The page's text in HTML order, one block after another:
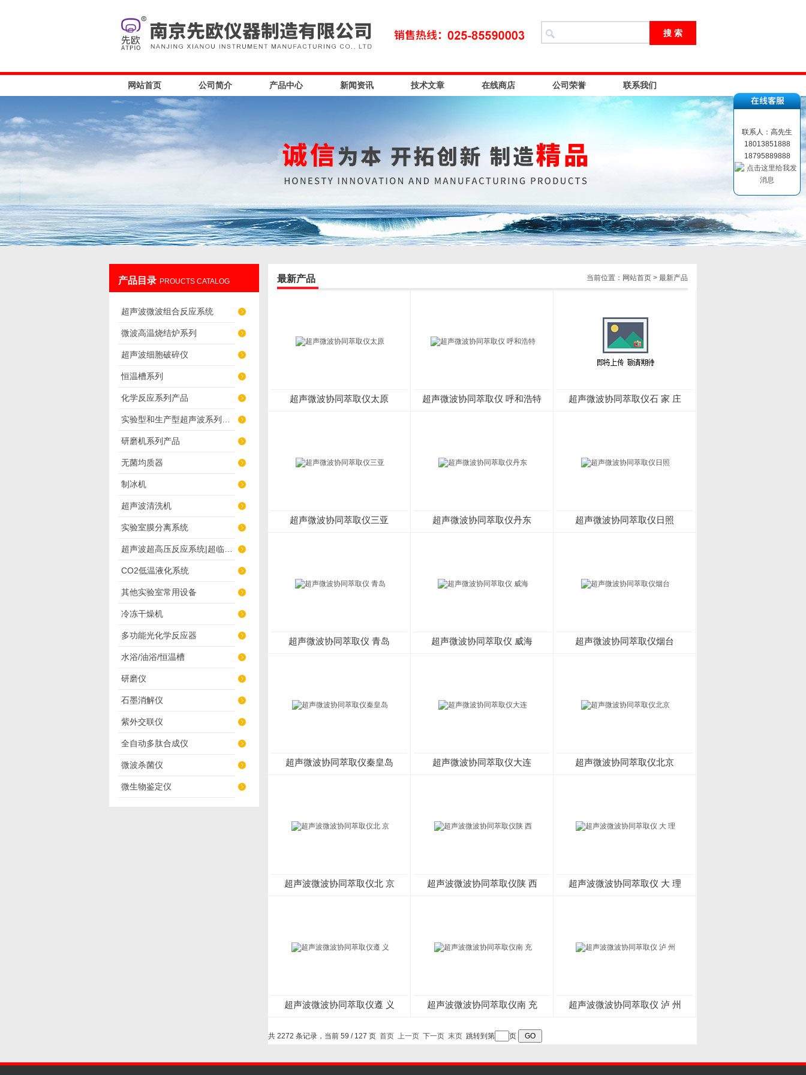
网站首页 公司简介 产品中心 新闻资讯 技术文章 在线商店 公司荣誉 联系我们
产品目录 PROUCTS CATALOG
超声波微波组合反应系统
微波高温烧结炉系列
超声波细胞破碎仪
恒温槽系列
化学反应系列产品
研磨机系列产品
无菌均质器
制冰机
超声波清洗机
实验室膜分离系统
CO2低温液化系统
其他实验室常用设备
冷冻干燥机
多功能光化学反应器
水浴/油浴/恒温槽
研磨仪
石墨消解仪
紫外交联仪
全自动多肽合成仪
微波杀菌仪
微生物鉴定仪
当前位置： 网站首页 > 最新产品
最新产品
超声微波协同萃取仪太原 超声微波协同萃取仪 呼和浩特 超声微波协同萃取仪石 家 庄
超声微波协同萃取仪三亚 超声微波协同萃取仪丹东 超声微波协同萃取仪日照
超声微波协同萃取仪 青岛 超声微波协同萃取仪 威海 超声微波协同萃取仪烟台
超声微波协同萃取仪秦皇岛 超声微波协同萃取仪大连 超声微波协同萃取仪北京
超声波微波协同萃取仪北 京 超声波微波协同萃取仪陕 西 超声波微波协同萃取仪 大 理
超声波微波协同萃取仪遵 义 超声波微波协同萃取仪南 充 超声波微波协同萃取仪 泸 州
共 2272 条记录，当前 59 / 127 页 首页 上一页 下一页 末页 跳转到第 页
联系人：高先生
18013851888
18795889888